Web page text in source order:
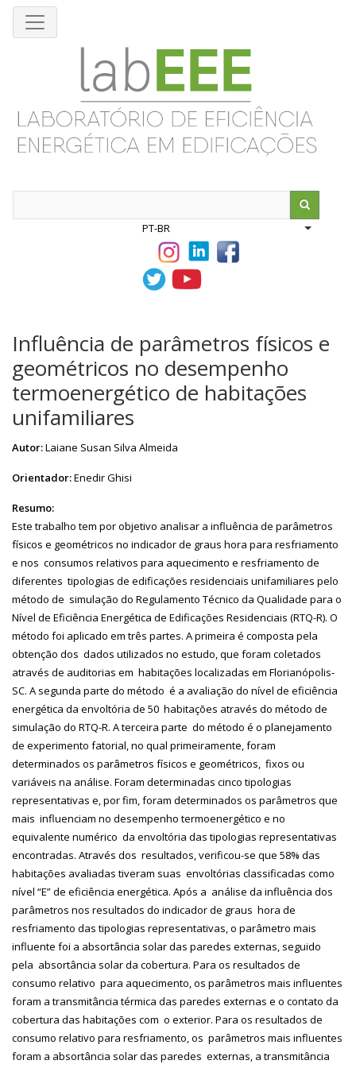
Pular
PT-BR
List
Influência de parâmetros físicos e
geométricos no desempenho
termoenergético de habitações
unifamiliares
Autor:Laiane Susan Silva Almeida
Orientador:Enedir Ghisi
Resumo:
Este trabalho tem por objetivo analisar a influência de parâmetros
físicos e geométricos no indicador de graus hora para resfriamento
e nos consumos relativos para aquecimento e resfriamento de
diferentes tipologias de edificações residenciais unifamiliares pelo
método de simulação do Regulamento Técnico da Qualidade para o
Nível de Eficiência Energética de Edificações Residenciais (RTQ-R). O
método foi aplicado em três partes. A primeira é composta pela
obtenção dos dados utilizados no estudo, que foram coletados
através de auditorias em habitações localizadas em Florianópolis-
SC. A segunda parte do método é a avaliação do nível de eficiência
energética da envoltória de 50 habitações através do método de
simulação do RTQ-R. A terceira parte do método é o planejamento
de experimento fatorial, no qual primeiramente, foram
determinados os parâmetros físicos e geométricos, fixos ou
variáveis na análise. Foram determinadas cinco tipologias
representativas e, por fim, foram determinados os parâmetros que
mais influenciam no desempenho termoenergético e no
equivalente numérico da envoltória das tipologias representativas
encontradas. Através dos resultados, verificou-se que 58% das
habitações avaliadas tiveram suas envoltórias classificadas como
nível “E” de eficiência energética. Após a análise da influência dos
parâmetros nos resultados do indicador de graus hora de
resfriamento das tipologias representativas, o parâmetro mais
influente foi a absortância solar das paredes externas, seguido
pela absortância solar da cobertura. Para os resultados de
consumo relativo para aquecimento, os parâmetros mais influentes
foram a transmitância térmica das paredes externas e o contato da
cobertura das habitações com o exterior. Para os resultados de
consumo relativo para resfriamento, os parâmetros mais influentes
foram a absortância solar das paredes externas, a transmitância